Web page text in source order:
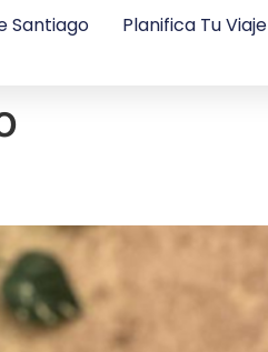
Santiago Planifica Tu Viaje